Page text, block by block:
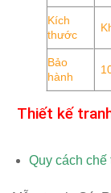
Kích
thước
Bảo
hành